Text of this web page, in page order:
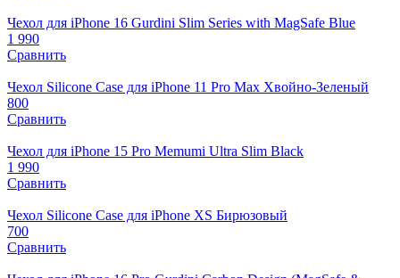
Чехол для iPhone 16 Gurdini Slim Series with MagSafe Blue
1 990
Сравнить
Чехол Silicone Case для iPhone 11 Pro Max Хвойно-Зеленый
800
Сравнить
Чехол для iPhone 15 Pro Memumi Ultra Slim Black
1 990
Сравнить
Чехол Silicone Case для iPhone XS Бирюзовый
700
Сравнить